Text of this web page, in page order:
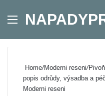
Menu
Home/Moderni reseni/
popis odrůdy, výsadba a
Moderni reseni